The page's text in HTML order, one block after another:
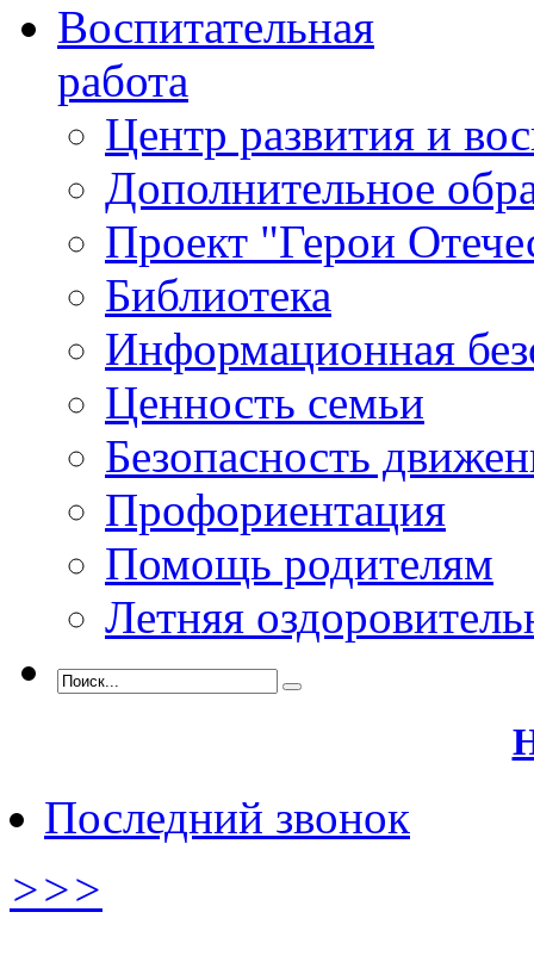
Воспитательная
работа
Центр развития и
Дополнительное
Проект "Герои
Библиотека
Информационная
Ценность семьи
Безопасность
Профориентация
Помощь родителям
Летняя
Последний звонок
>>>